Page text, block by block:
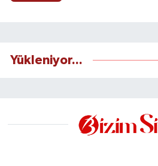
Yükleniyor...